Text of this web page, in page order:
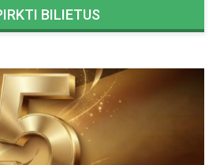
BILIETUS